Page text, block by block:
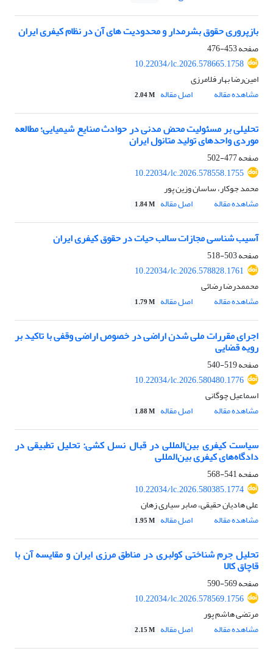
بازپروری حقوق بشرمدار و محدودیت های آن در نظام کیفری ایران
صفحه453-476
10.22034/lc.2026.578665.1758
امین‌رضا بهار فلامرزی
مشاهده مقاله
اصل مقاله 2.04 M
تحلیلی بر مسئولیت محض مدنی در حوادث صنایع شیمیایی؛ مطالعه
موردی واحدهای تولید متانول ایران
صفحه477-502
10.22034/lc.2026.578558.1755
محمد جوکار، ساسان وزین پور
مشاهده مقاله
اصل مقاله 1.84 M
آسیب شناسی مجازات سالب حیات در حقوق کیفری ایران
صفحه503-518
10.22034/lc.2026.578828.1761
محممدرضا رضائی
مشاهده مقاله
اصل مقاله 1.79 M
اجرای مقررات ملی شدن اراضی در خصوص اراضی وقفی با تاکید بر
رویه قضایی
صفحه519-540
10.22034/lc.2026.580480.1776
اسماعیل چوگانی
مشاهده مقاله
اصل مقاله 1.88 M
سیاست کیفری بین‌المللی در قبال نسل کشی: تحلیل تطبیقی در
دادگاه‌های کیفری بین‌المللی
صفحه541-568
10.22034/lc.2026.580385.1774
علی هادیان حقیقی، صابر سیاری زهان
مشاهده مقاله
اصل مقاله 1.95 M
تحلیل جرم شناختی کولبری در مناطق مرزی ایران و مقایسه آن با
قاچاق کالا
صفحه569-590
10.22034/lc.2026.578569.1756
مرتضی هاشم پور
مشاهده مقاله
اصل مقاله 2.15 M